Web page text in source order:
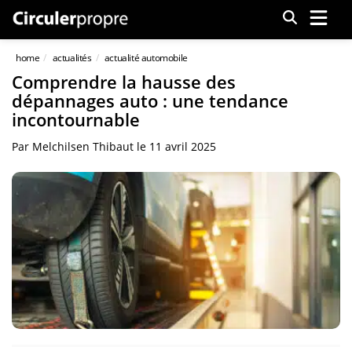
Menu
home actualités actualité automobile
Comprendre la hausse des
dépannages auto : une tendance
incontournable
Par Melchilsen Thibaut le 11 avril 2025